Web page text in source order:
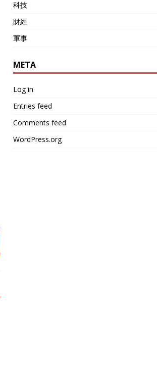
科技
財經
軍事
META
Log in
Entries feed
Comments feed
WordPress.org